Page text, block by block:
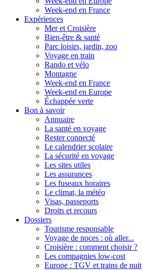
Week-end en France
Expériences
Mer et Croisière
Bien-être & santé
Parc loisirs, jardin, zoo
Voyage en train
Rando et vélo
Montagne
Week-end en France
Week-end en Europe
Échappée verte
Bon à savoir
Annuaire
La santé en voyage
Rester connecté
Le calendrier scolaire
La sécurité en voyage
Les sites utiles
Les assurances
Les fuseaux horaires
Le climat, la météo
Visas, passeports
Droits et recours
Dossiers
Tourisme responsable
Voyage de noces : où aller...
Croisière : comment choisir ?
Les compagnies low-cost
Europe : TGV et trains de nuit